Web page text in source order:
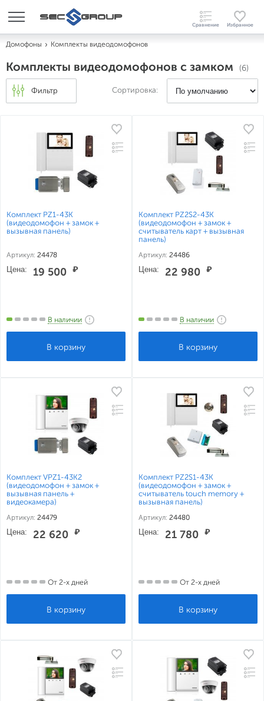
Домофоны Комплекты видеодомофонов
Комплекты видеодомофонов с замком (6)
Фильтр Сортировка:
Комплект PZ1-43K
(видеодомофон + замок +
вызывная панель)
Артикул: 24478
Цена: 19 500 ₽
В наличии
Комплект PZ2S2-43K
(видеодомофон + замок +
считыватель карт + вызывная
панель)
Артикул: 24486
Цена: 22 980 ₽
В наличии
Комплект VPZ1-43K2
(видеодомофон + замок +
вызывная панель +
видеокамера)
Артикул: 24479
Цена: 22 620 ₽
От 2-х дней
Комплект PZ2S1-43K
(видеодомофон + замок +
считыватель touch memory +
вызывная панель)
Артикул: 24480
Цена: 21 780 ₽
От 2-х дней